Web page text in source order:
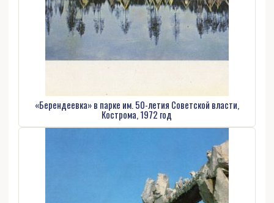
«Берендеевка» в парке им. 50-летия Советской власти,
Кострома, 1972 год